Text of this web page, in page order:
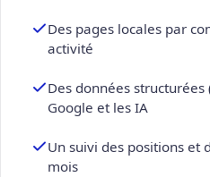
Des pages locales par
activité
Des données
Google et les IA
Un suivi des positions et
mois